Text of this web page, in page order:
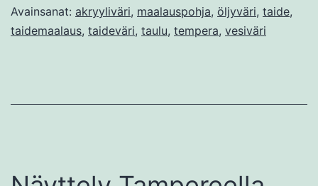
Avainsanat: akryyliväri, maalauspohja, öljyväri, taide,
taidemaalaus, taideväri, taulu, tempera, vesiväri